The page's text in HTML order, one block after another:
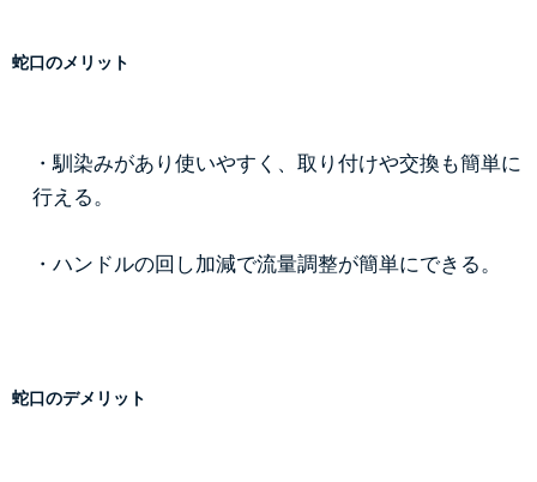
蛇口のメリット
・馴染みがあり使いやすく、取り付けや交換も簡単に
行える。
・ハンドルの回し加減で流量調整が簡単にできる。
蛇口のデメリット